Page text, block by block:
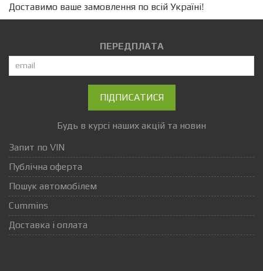
Доставимо ваше замовлення по всій Україні!
ПЕРЕДПЛАТА
ПІДПИСАТИСЯ
Будь в курсі наших акцій та новин
Запит по VIN
Публічна оферта
Пошук автомобілем
Cummins
Доставка і оплата